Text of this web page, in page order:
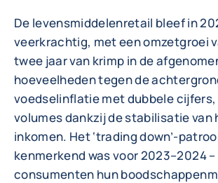
De levensmiddelenretail bleef in
veerkrachtig, met een omzetgroei
twee jaar van krimp in de
hoeveelheden tegen de
voedselinflatie met dubbele
volumes dankzij de stabilisatie van
inkomen. Het ‘trading down’-
kenmerkend was voor 2023–2024
consumenten hun